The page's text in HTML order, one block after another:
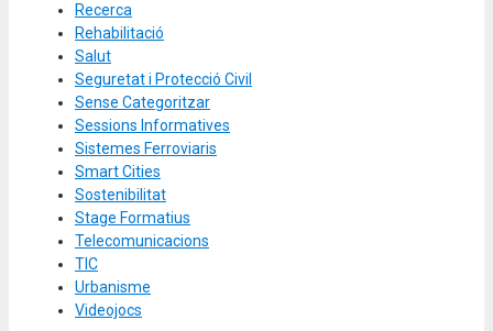
Recerca
Rehabilitació
Salut
Seguretat i Protecció Civil
Sense Categoritzar
Sessions Informatives
Sistemes Ferroviaris
Smart Cities
Sostenibilitat
Stage Formatius
Telecomunicacions
TIC
Urbanisme
Videojocs